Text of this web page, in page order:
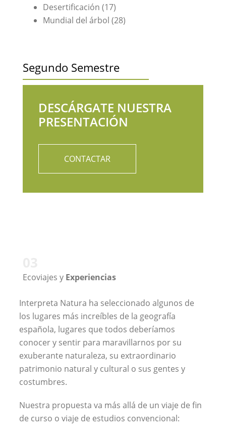
Desertificación (17)
Mundial del árbol (28)
Segundo Semestre
DESCÁRGATE NUESTRA
PRESENTACIÓN
CONTACTAR
Ecoviajes y Experiencias
Interpreta Natura ha seleccionado algunos de
los lugares más increíbles de la geografía
española, lugares que todos deberíamos
conocer y sentir para maravillarnos por su
exuberante naturaleza, su extraordinario
patrimonio natural y cultural o sus gentes y
costumbres.
Nuestra propuesta va más allá de un viaje de fin
de curso o viaje de estudios convencional: